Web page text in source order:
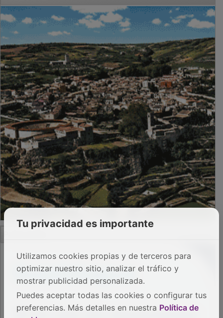
PUBLICIDAD
PUBLICIDAD
Tu privacidad es importante
Utilizamos cookies propias y de terceros para
optimizar nuestro sitio, analizar el tráfico y
mostrar publicidad personalizada.
Puedes aceptar todas las cookies o configurar tus
preferencias. Más detalles en nuestra Política de